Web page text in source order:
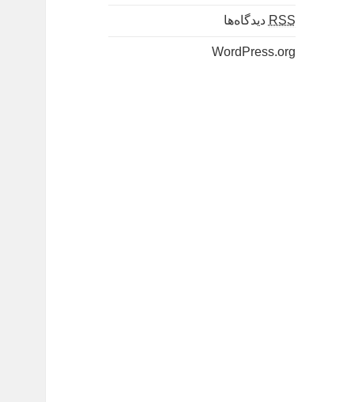
RSS دیدگاه‌ها
WordPress.org